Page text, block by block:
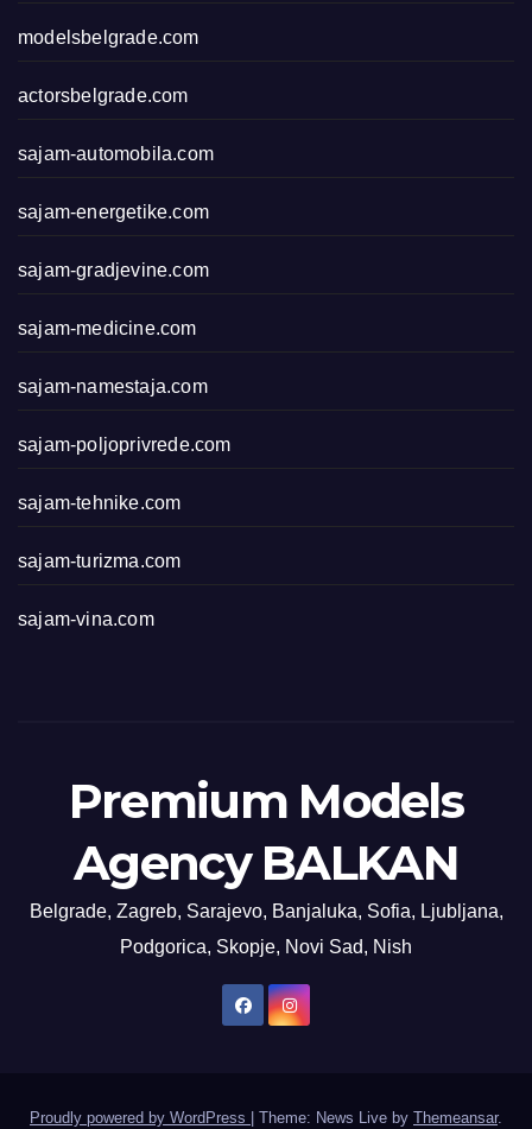
modelsbelgrade.com
actorsbelgrade.com
sajam-automobila.com
sajam-energetike.com
sajam-gradjevine.com
sajam-medicine.com
sajam-namestaja.com
sajam-poljoprivrede.com
sajam-tehnike.com
sajam-turizma.com
sajam-vina.com
Premium Models
Agency BALKAN
Belgrade, Zagreb, Sarajevo, Banjaluka, Sofia, Ljubljana,
Podgorica, Skopje, Novi Sad, Nish
Proudly powered by WordPress Theme: News Live by Themeansar.